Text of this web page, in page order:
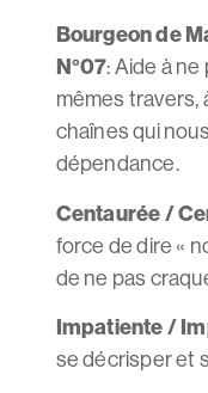
Bourgeon de
N°07: Aide à
mêmes travers,
chaînes qui
dépendance.
Centaurée /
force de dire «
de ne pas
Impatiente /
se décrisper et